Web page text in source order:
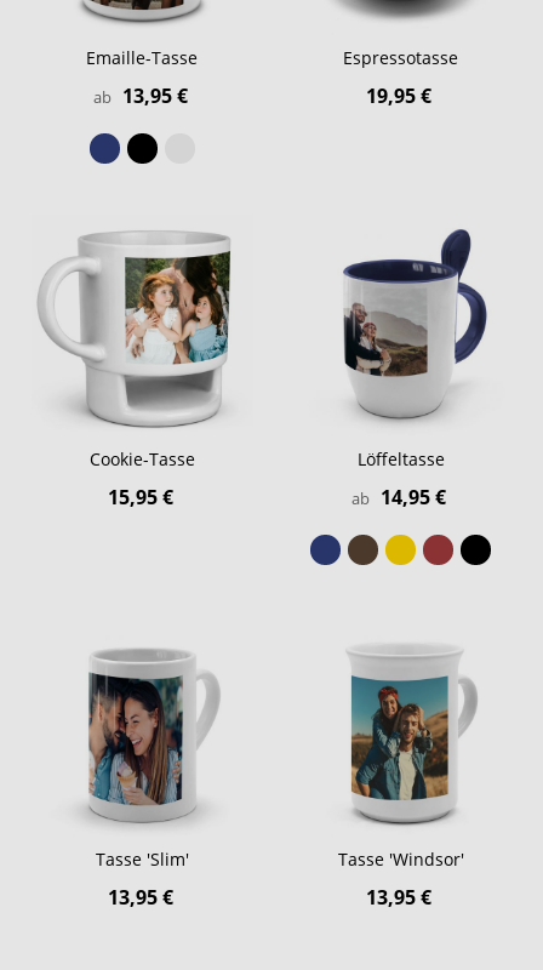
Emaille-Tasse
ab 13,95 €
Espressotasse
19,95 €
Cookie-Tasse
15,95 €
Löffeltasse
ab 14,95 €
Tasse 'Slim'
13,95 €
Tasse 'Windsor'
13,95 €